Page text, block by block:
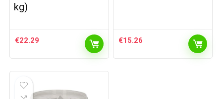
kg)
€22.29 €15.26